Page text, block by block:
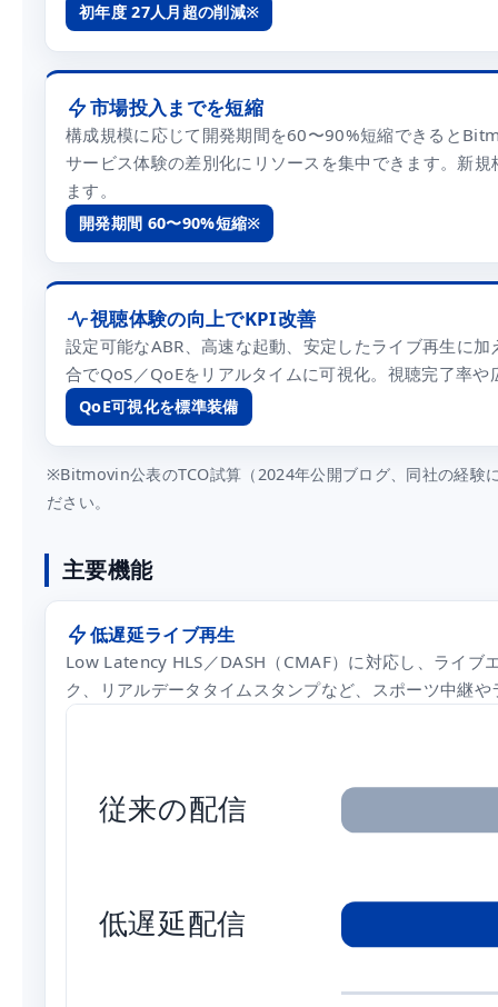
初年度 27人月超の削減※
市場投入までを短縮
構成規模に応じて開発期間を60〜90%短縮できると
サービス体験の差別化にリソースを集中できます。新
ます。
開発期間 60〜90%短縮※
視聴体験の向上でKPI改善
設定可能なABR、高速な起動、安定したライブ再生
合でQoS／QoEをリアルタイムに可視化。視聴完了率
QoE可視化を標準装備
※Bitmovin公表のTCO試算（2024年公開ブログ、同社の経験
ださい。
主要機能
低遅延ライブ再生
Low Latency HLS／DASH（CMAF）に対応し、ライブ
ク、リアルデータタイムスタンプなど、スポーツ中継
従来の配信
低遅延配信